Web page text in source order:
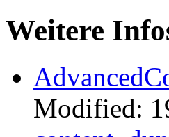
Weitere
Modified: